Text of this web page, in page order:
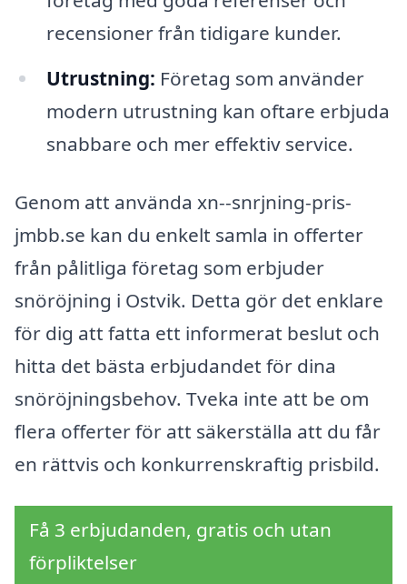
recensioner från tidigare kunder.
Utrustning: Företag som använder
modern utrustning kan oftare erbjuda
snabbare och mer effektiv service.
Genom att använda xn--snrjning-pris-
jmbb.se kan du enkelt samla in offerter
från pålitliga företag som erbjuder
snöröjning i Ostvik. Detta gör det enklare
för dig att fatta ett informerat beslut och
hitta det bästa erbjudandet för dina
snöröjningsbehov. Tveka inte att be om
flera offerter för att säkerställa att du får
en rättvis och konkurrenskraftig prisbild.
Få 3 erbjudanden, gratis och utan
förpliktelser